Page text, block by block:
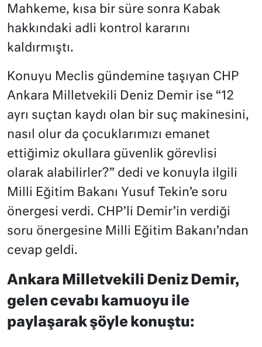
Mahkeme, kısa bir süre sonra Kabak
hakkındaki adli kontrol kararını
kaldırmıştı.
Konuyu Meclis gündemine taşıyan CHP
Ankara Milletvekili Deniz Demir ise “12
ayrı suçtan kaydı olan bir suç makinesini,
nasıl olur da çocuklarımızı emanet
ettiğimiz okullara güvenlik görevlisi
olarak alabilirler?” dedi ve konuyla ilgili
Milli Eğitim Bakanı Yusuf Tekin’e soru
önergesi verdi. CHP’li Demir’in verdiği
soru önergesine Milli Eğitim Bakanı’ndan
cevap geldi.
Ankara Milletvekili Deniz Demir,
gelen cevabı kamuoyu ile
paylaşarak şöyle konuştu: